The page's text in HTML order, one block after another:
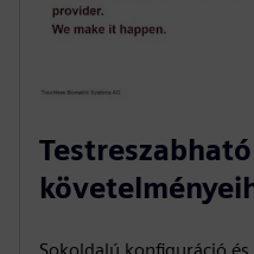
Sokoldalú konfiguráció